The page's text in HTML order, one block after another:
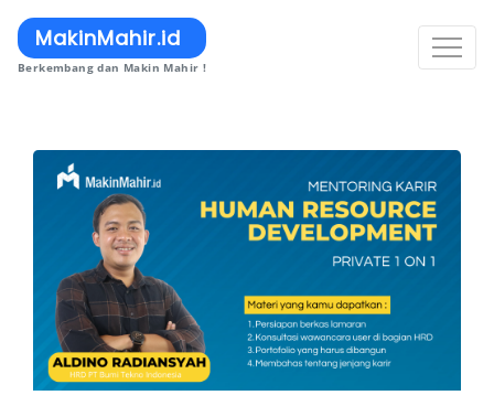
MakinMahir.id
Berkembang dan Makin Mahir !